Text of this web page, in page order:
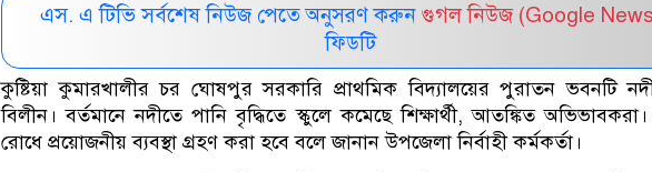
এস. এ টিভি সর্বশেষ নিউজ পেতে অনুসরণ করুন গুগল নিউজ (Google
ফিডটি
কুষ্টিয়া কুমারখালীর চর ঘোষপুর সরকারি প্রাথমিক বিদ্যালয়ের পুরাতন ভবনটি
বিলীন। বর্তমানে নদীতে পানি বৃদ্ধিতে স্কুলে কমেছে শিক্ষার্থী, আতঙ্কিত
রোধে প্রয়োজনীয় ব্যবস্থা গ্রহণ করা হবে বলে জানান উপজেলা নির্বাহী কর্মকর্তা।